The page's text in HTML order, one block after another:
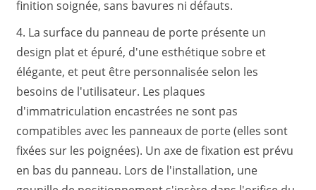
finition soignée, sans bavures ni défauts.
4. La surface du panneau de porte présente un
design plat et épuré, d'une esthétique sobre et
élégante, et peut être personnalisée selon les
besoins de l'utilisateur. Les plaques
d'immatriculation encastrées ne sont pas
compatibles avec les panneaux de porte (elles sont
fixées sur les poignées). Un axe de fixation est prévu
en bas du panneau. Lors de l'installation, une